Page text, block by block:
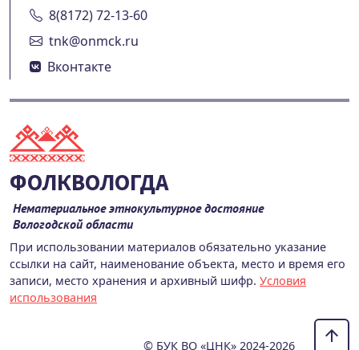
8(8172) 72-13-60
tnk@onmck.ru
Вконтакте
ФОЛКВОЛОГДА
Нематериальное этнокультурное достояние
Вологодской области
При использовании материалов обязательно указание
ссылки на сайт, наименование объекта, место и время его
записи, место хранения и архивный шифр. Условия
использования
© БУК ВО «ЦНК» 2024-2026